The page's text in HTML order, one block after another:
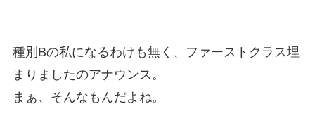
種別Bの私になるわけも無く、ファーストクラス埋
まりましたのアナウンス。
まぁ、そんなもんだよね。